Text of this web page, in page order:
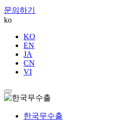
문의하기
ko
KO
EN
JA
CN
VI
한국무수출